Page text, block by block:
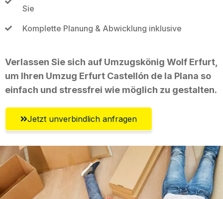
Sie
Komplette Planung & Abwicklung inklusive
Verlassen Sie sich auf Umzugskönig Wolf Erfurt,
um Ihren Umzug Erfurt Castellón de la Plana so
einfach und stressfrei wie möglich zu gestalten.
Jetzt unverbindlich anfragen